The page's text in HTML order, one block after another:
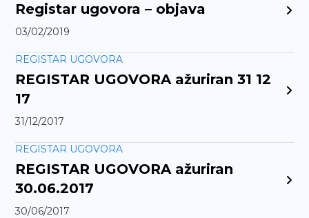
Registar ugovora – objava
03/02/2019
REGISTAR UGOVORA
REGISTAR UGOVORA ažuriran 31 12
17
31/12/2017
REGISTAR UGOVORA
REGISTAR UGOVORA ažuriran
30.06.2017
30/06/2017